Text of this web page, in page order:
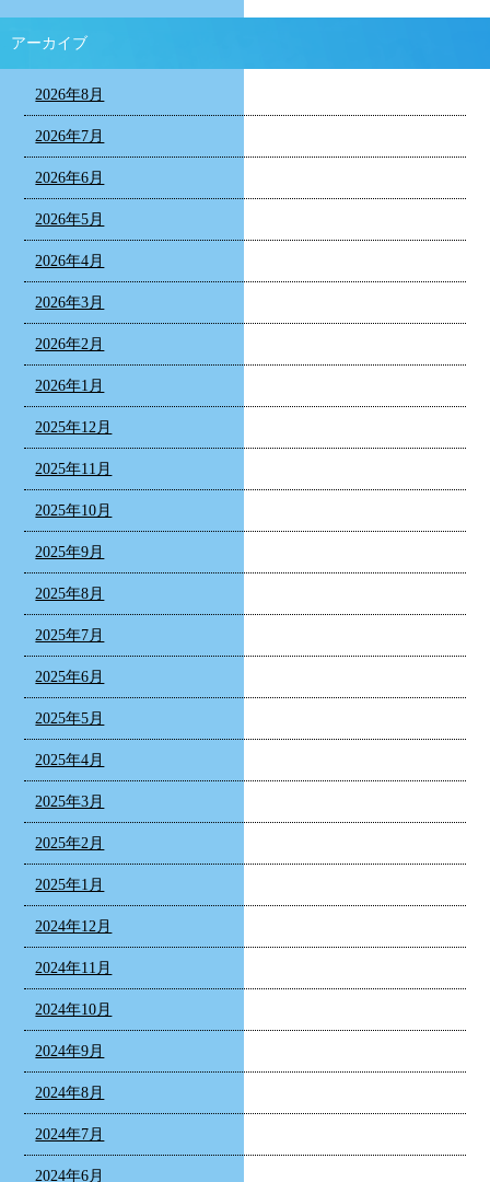
アーカイブ
2026年8月
2026年7月
2026年6月
2026年5月
2026年4月
2026年3月
2026年2月
2026年1月
2025年12月
2025年11月
2025年10月
2025年9月
2025年8月
2025年7月
2025年6月
2025年5月
2025年4月
2025年3月
2025年2月
2025年1月
2024年12月
2024年11月
2024年10月
2024年9月
2024年8月
2024年7月
2024年6月